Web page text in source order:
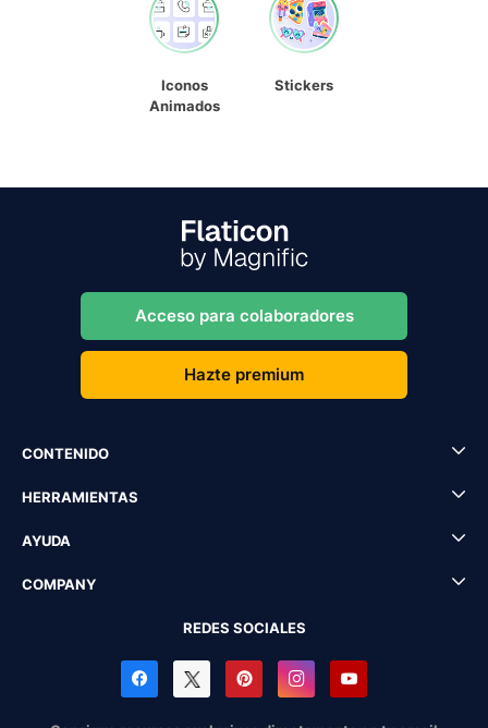
Iconos
Animados
Stickers
Acceso para colaboradores
Hazte premium
CONTENIDO
HERRAMIENTAS
AYUDA
COMPANY
REDES SOCIALES